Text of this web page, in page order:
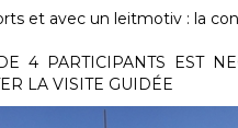
et avec un leitmotiv : la
4 PARTICIPANTS EST
LA VISITE GUIDÉE